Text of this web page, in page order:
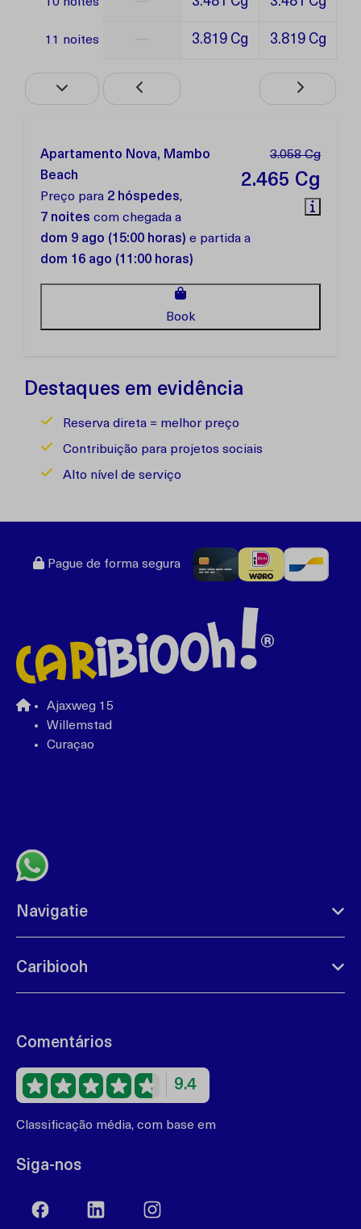
11 noites 3.819 Cg 3.819 Cg
3.058 Cg
2.465 Cg
Apartamento Nova, Mambo
Beach
Preço para 2 hóspedes,
7 noites com chegada a
dom 9 ago (15:00 horas) e partida a
dom 16 ago (11:00 horas)
Book
Destaques em evidência
Reserva direta = melhor preço
Contribuição para projetos sociais
Alto nível de serviço
Pague de forma segura
Ajaxweg 15
Willemstad
Curaçao
Navigatie
Caribiooh
Comentários
9.4
Classificação média, com base em
Siga-nos